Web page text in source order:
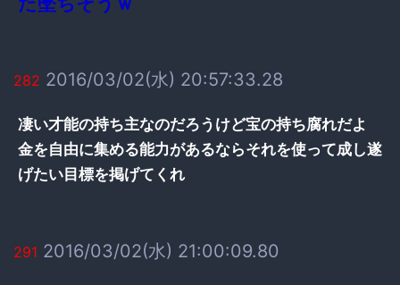
282 2016/03/02(水) 20:57:33.28
凄い才能の持ち主なのだろうけど宝の持ち腐れだよ
金を自由に集める能力があるならそれを使って成し遂
げたい目標を掲げてくれ
291 2016/03/02(水) 21:00:09.80